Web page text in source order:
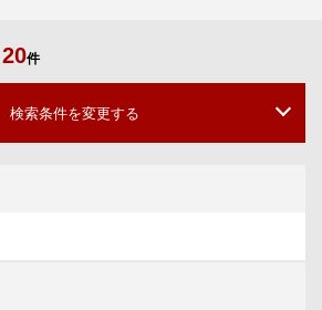
20件
検索条件を変更する